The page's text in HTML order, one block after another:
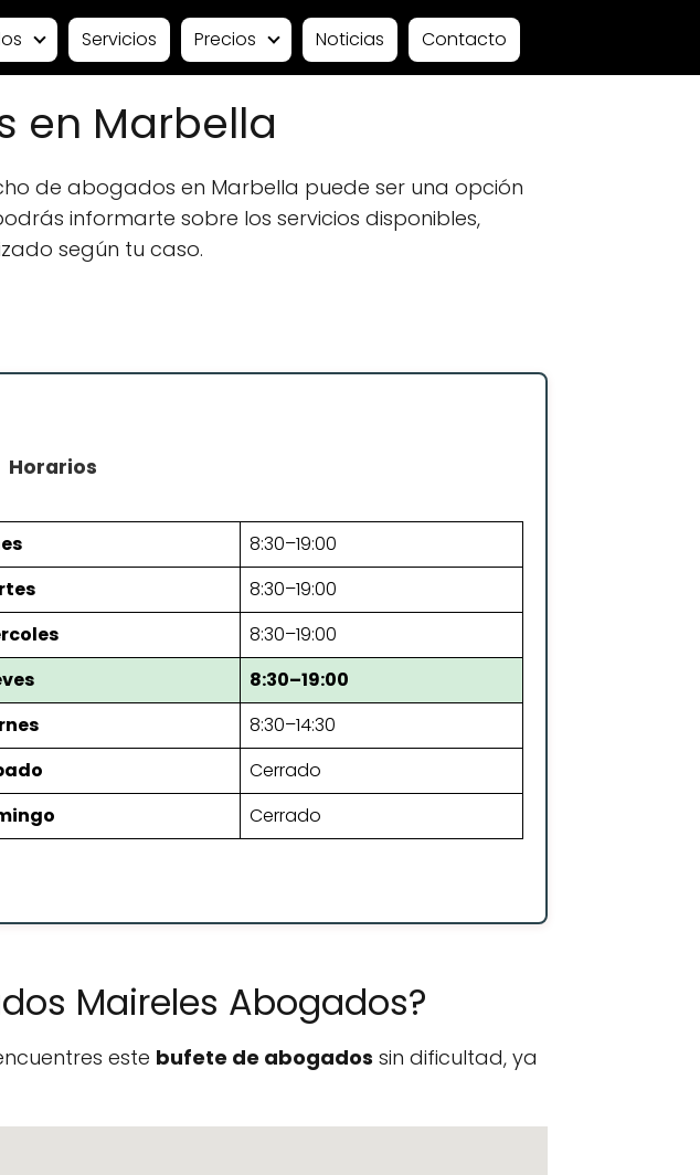
Servicios Precios Noticias Contacto
en Marbella
de abogados en Marbella puede ser una opción
informarte sobre los servicios disponibles,
según tu caso.
Horarios
8:30–19:00
8:30–19:00
8:30–19:00
8:30–19:00
8:30–14:30
Cerrado
Cerrado
Maireles Abogados?
este bufete de abogados sin dificultad, ya